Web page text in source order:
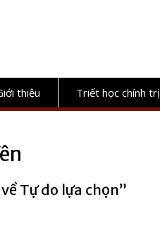
thiệu Triết học chính trị
Tự do lựa chọn”